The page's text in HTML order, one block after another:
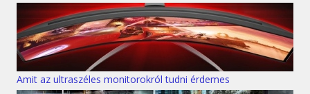
Amit az ultraszéles monitorokról tudni érdemes